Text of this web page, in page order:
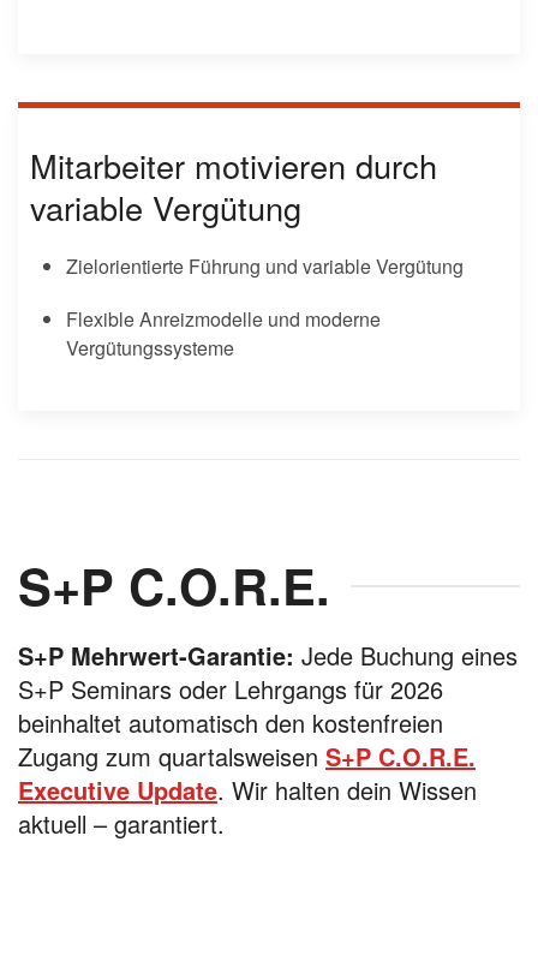
Mitarbeiter motivieren durch
variable Vergütung
Zielorientierte Führung und variable Vergütung
Flexible Anreizmodelle und moderne
Vergütungssysteme
S+P C.O.R.E.
S+P Mehrwert-Garantie: Jede Buchung eines
S+P Seminars oder Lehrgangs für 2026
beinhaltet automatisch den kostenfreien
Zugang zum quartalsweisen S+P C.O.R.E.
Executive Update. Wir halten dein Wissen
aktuell – garantiert.